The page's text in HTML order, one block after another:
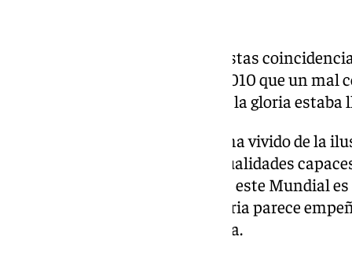
La realidad es que ninguna de estas
nada. España ya demostró en 2010 que un
el mundo y que el camino hacia la gloria
Sin embargo, el fútbol siempre ha vivido de la
parecen repetirse y de esas casualidades
afición. Y si algo ha dejado claro este Mundial
paralelismos con 2010, la historia parece
glorioso de la selección española.